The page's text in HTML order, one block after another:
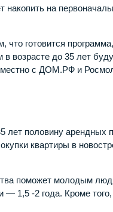
накопить на
что готовится
возрасте до 35 лет
с ДОМ.РФ и
лет половину арендных
квартиры в
поможет молодым
1,5 -2 года. Кроме